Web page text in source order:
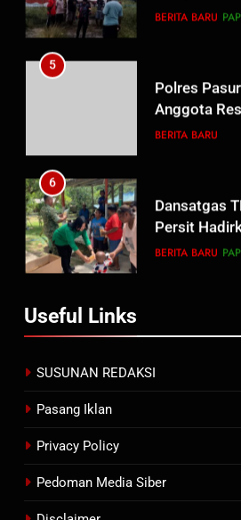
Tugu
BERITA BARU
5
Polres
Anggota
Wujud
BERITA BARU
6
Dansatgas
Persit
bagi Mama-
BERITA BARU
Kabupaten
BERITA BARU
8
Tersangka
Usut Tuntas
BERITA BARU
Useful Links
SUSUNAN REDAKSI
Pasang Iklan
Privacy Policy
Pedoman Media Siber